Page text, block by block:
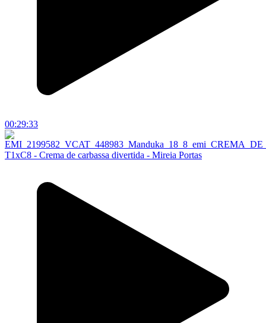
00:29:33
T1xC8 - Crema de carbassa divertida - Mireia Portas